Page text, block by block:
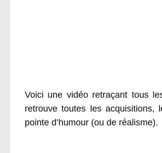
Voici une vidéo retraçant tous
retrouve toutes les
pointe d’humour (ou de réalisme).